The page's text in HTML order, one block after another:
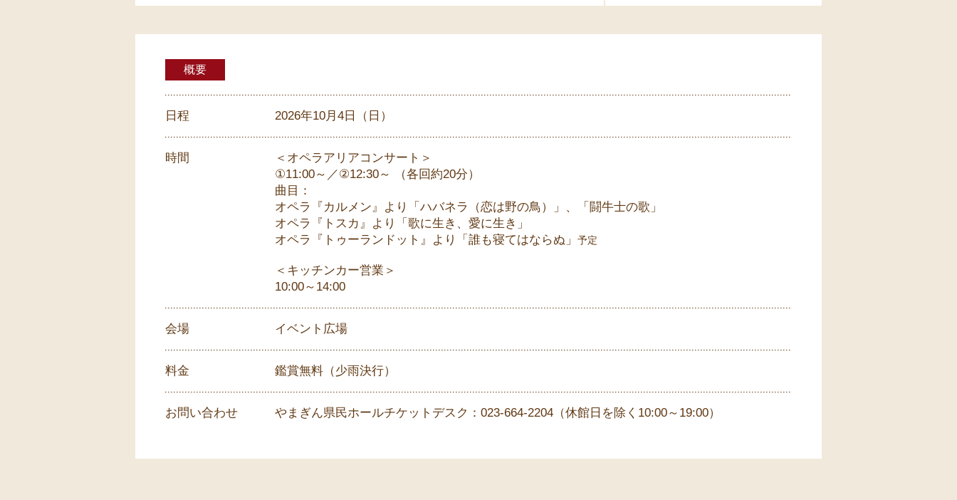
概要
日程 2026年10月4日（日）
時間
＜オペラアリアコンサート＞
①11:00～／②12:30～ （各回約20分）
曲目：
オペラ『カルメン』より「ハバネラ（恋は野の鳥）」、「闘牛士の歌」
オペラ『トスカ』より「歌に生き、愛に生き」
オペラ『トゥーランドット』より「誰も寝てはならぬ」 予定
＜キッチンカー営業＞
10:00～14:00
会場 イベント広場
料金 鑑賞無料（少雨決行）
お問い合わせ やまぎん県民ホールチケットデスク：023-664-2204（休館日を除く10:00～19:00）